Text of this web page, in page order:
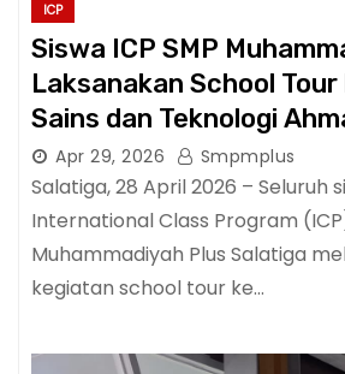
ICP
Siswa ICP SMP
Laksanakan School Tour
Sains dan Teknologi
Salatiga
Apr 29, 2026 Smpmplus
Salatiga, 28 April 2026 – Seluruh
International Class Program
Muhammadiyah Plus Salatiga
kegiatan school tour ke…